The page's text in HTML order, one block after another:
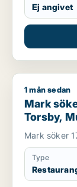
Ej angivet
Mark söker
1 mån sedan
Mark
Torsby,
Mark söker
Type